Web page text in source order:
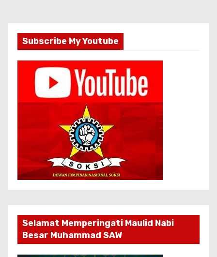
Subscribe My Youtube
Selamat Memperingati Maulid Nabi
Besar Muhammad SAW